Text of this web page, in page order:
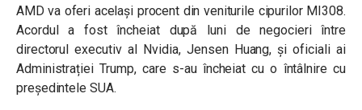
AMD va oferi același procent din veniturile cipurilor MI308.
Acordul a fost încheiat după luni de negocieri între
directorul executiv al Nvidia, Jensen Huang, și oficiali ai
Administrației Trump, care s-au încheiat cu o întâlnire cu
președintele SUA.